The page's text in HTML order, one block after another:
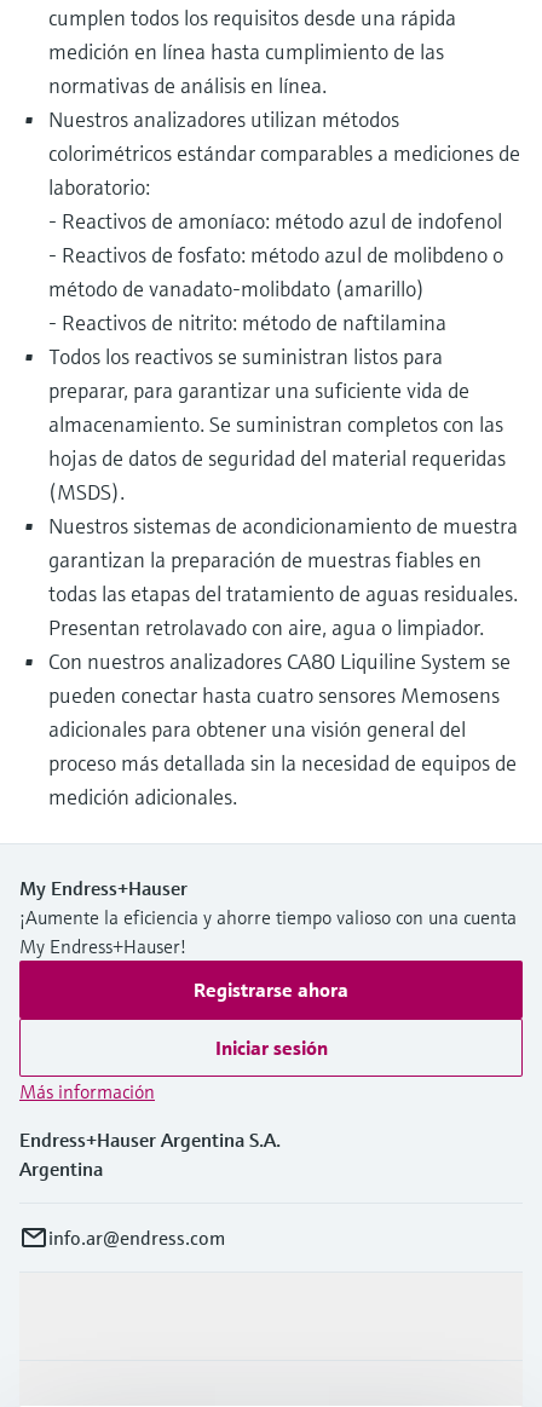
cumplen todos los requisitos desde una rápida
medición en línea hasta cumplimiento de las
normativas de análisis en línea.
Nuestros analizadores utilizan métodos
colorimétricos estándar comparables a mediciones de
laboratorio:
- Reactivos de amoníaco: método azul de indofenol
- Reactivos de fosfato: método azul de molibdeno o
método de vanadato-molibdato (amarillo)
- Reactivos de nitrito: método de naftilamina
Todos los reactivos se suministran listos para
preparar, para garantizar una suficiente vida de
almacenamiento. Se suministran completos con las
hojas de datos de seguridad del material requeridas
(MSDS).
Nuestros sistemas de acondicionamiento de muestra
garantizan la preparación de muestras fiables en
todas las etapas del tratamiento de aguas residuales.
Presentan retrolavado con aire, agua o limpiador.
Con nuestros analizadores CA80 Liquiline System se
pueden conectar hasta cuatro sensores Memosens
adicionales para obtener una visión general del
proceso más detallada sin la necesidad de equipos de
medición adicionales.
My Endress+Hauser
¡Aumente la eficiencia y ahorre tiempo valioso con una cuenta
My Endress+Hauser!
Registrarse ahora
Iniciar sesión
Más información
Endress+Hauser Argentina S.A.
Argentina
info.ar@endress.com